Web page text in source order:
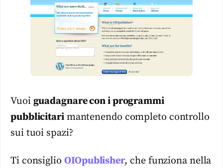
Vuoi guadagnare con i programmi
pubblicitarimantenendo completo controllo
sui tuoi spazi?
Ti consiglio OIOpublisher, che funziona nella